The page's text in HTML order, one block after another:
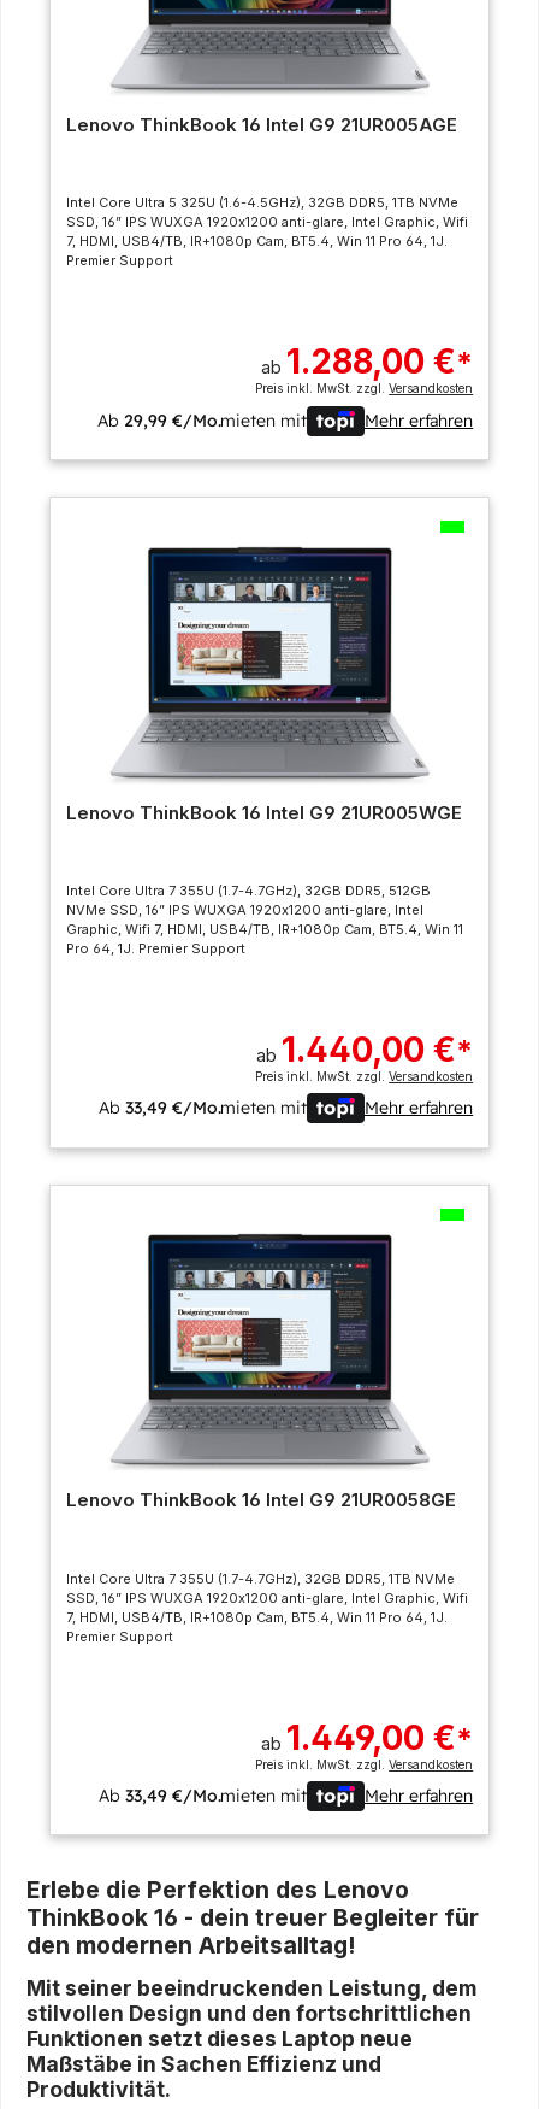
Lenovo ThinkBook 16 Intel G9 21UR005AGE
Intel Core Ultra 5 325U (1.6-4.5GHz), 32GB DDR5, 1TB NVMe
SSD, 16” IPS WUXGA 1920x1200 anti-glare, Intel Graphic, Wifi
7, HDMI, USB4/TB, IR+1080p Cam, BT5.4, Win 11 Pro 64, 1J.
Premier Support
ab 1.288,00 €*
Preis inkl. MwSt. zzgl.Versandkosten
Ab29,99 €/Mo.mieten mit Mehr erfahren
Lenovo ThinkBook 16 Intel G9 21UR005WGE
Intel Core Ultra 7 355U (1.7-4.7GHz), 32GB DDR5, 512GB
NVMe SSD, 16” IPS WUXGA 1920x1200 anti-glare, Intel
Graphic, Wifi 7, HDMI, USB4/TB, IR+1080p Cam, BT5.4, Win 11
Pro 64, 1J. Premier Support
ab 1.440,00 €*
Preis inkl. MwSt. zzgl.Versandkosten
Ab33,49 €/Mo.mieten mit Mehr erfahren
Lenovo ThinkBook 16 Intel G9 21UR0058GE
Intel Core Ultra 7 355U (1.7-4.7GHz), 32GB DDR5, 1TB NVMe
SSD, 16” IPS WUXGA 1920x1200 anti-glare, Intel Graphic, Wifi
7, HDMI, USB4/TB, IR+1080p Cam, BT5.4, Win 11 Pro 64, 1J.
Premier Support
ab 1.449,00 €*
Preis inkl. MwSt. zzgl.Versandkosten
Ab33,49 €/Mo.mieten mit Mehr erfahren
Erlebe die Perfektion des Lenovo
ThinkBook 16 - dein treuer Begleiter für
den modernen Arbeitsalltag!
Mit seiner beeindruckenden Leistung, dem
stilvollen Design und den fortschrittlichen
Funktionen setzt dieses Laptop neue
Maßstäbe in Sachen Effizienz und
Produktivität.